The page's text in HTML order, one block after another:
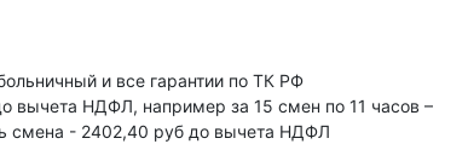
и все гарантии по ТК РФ
вычета НДФЛ, например за 15 смен по 11 часов –
смена - 2402,40 руб до вычета НДФЛ